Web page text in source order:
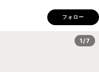
フォロー
1/7